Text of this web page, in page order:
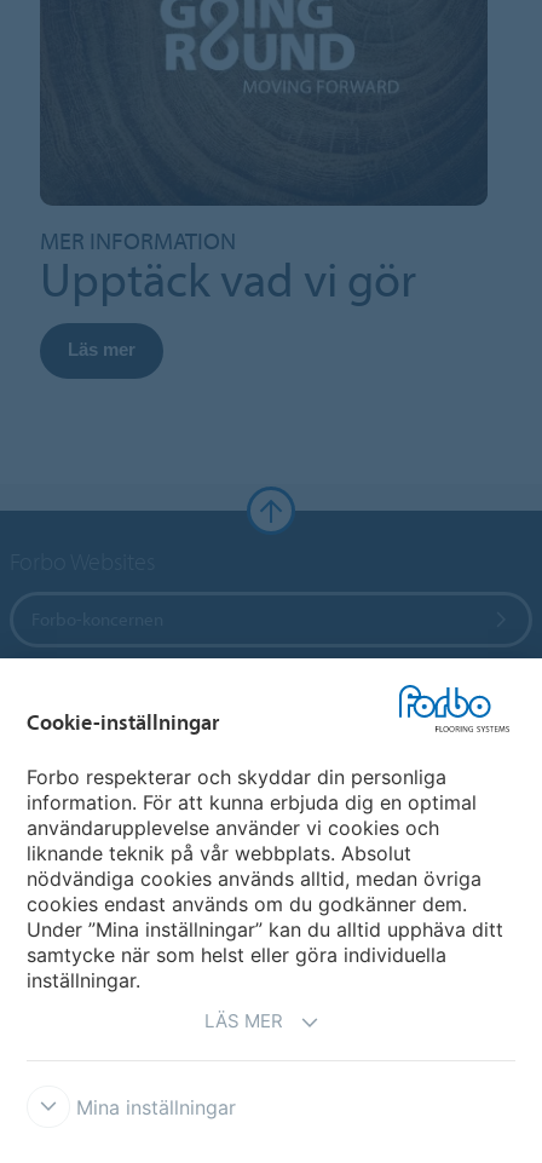
MER INFORMATION
Upptäck vad vi gör
Läs mer
Välj land
Välj ditt land
Cookie-inställningar
Forbo respekterar och skyddar din personliga
information. För att kunna erbjuda dig en optimal
användarupplevelse använder vi cookies och
liknande teknik på vår webbplats. Absolut
nödvändiga cookies används alltid, medan övriga
cookies endast används om du godkänner dem.
Under ”Mina inställningar” kan du alltid upphäva ditt
samtycke när som helst eller göra individuella
inställningar.
LÄS MER
Mina inställningar